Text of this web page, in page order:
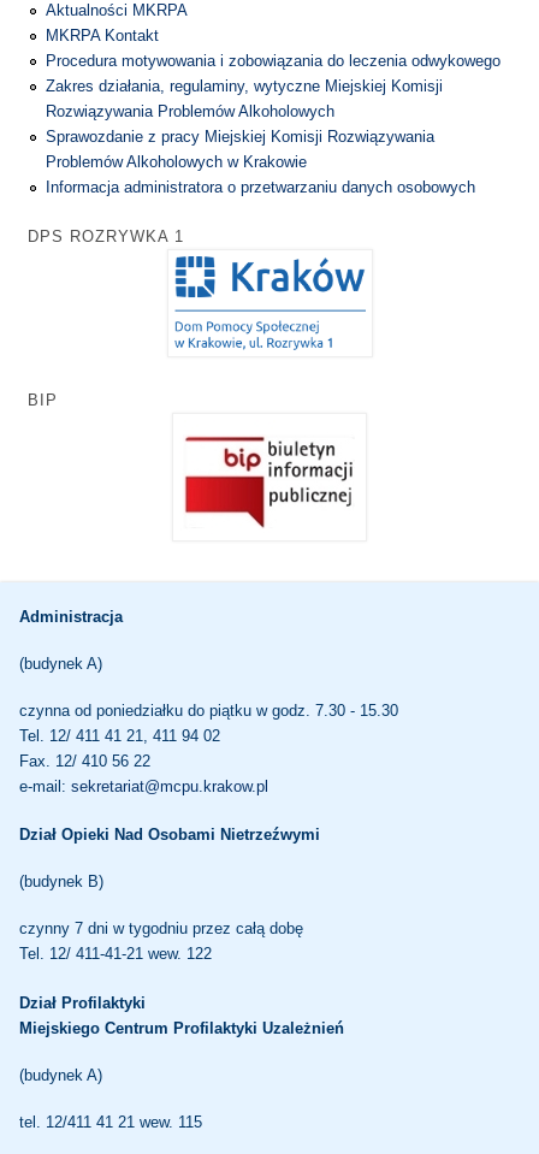
Aktualności MKRPA
MKRPA Kontakt
Procedura motywowania i zobowiązania do leczenia odwykowego
Zakres działania, regulaminy, wytyczne Miejskiej Komisji
Rozwiązywania Problemów Alkoholowych
Sprawozdanie z pracy Miejskiej Komisji Rozwiązywania
Problemów Alkoholowych w Krakowie
Informacja administratora o przetwarzaniu danych osobowych
DPS ROZRYWKA 1
BIP
Administracja
(budynek A)
czynna od poniedziałku do piątku w godz. 7.30 - 15.30
Tel. 12/ 411 41 21, 411 94 02
Fax. 12/ 410 56 22
e-mail: sekretariat@mcpu.krakow.pl
Dział Opieki Nad Osobami Nietrzeźwymi
(budynek B)
czynny 7 dni w tygodniu przez całą dobę
Tel. 12/ 411-41-21 wew. 122
Dział Profilaktyki
Miejskiego Centrum Profilaktyki Uzależnień
(budynek A)
tel. 12/411 41 21 wew. 115